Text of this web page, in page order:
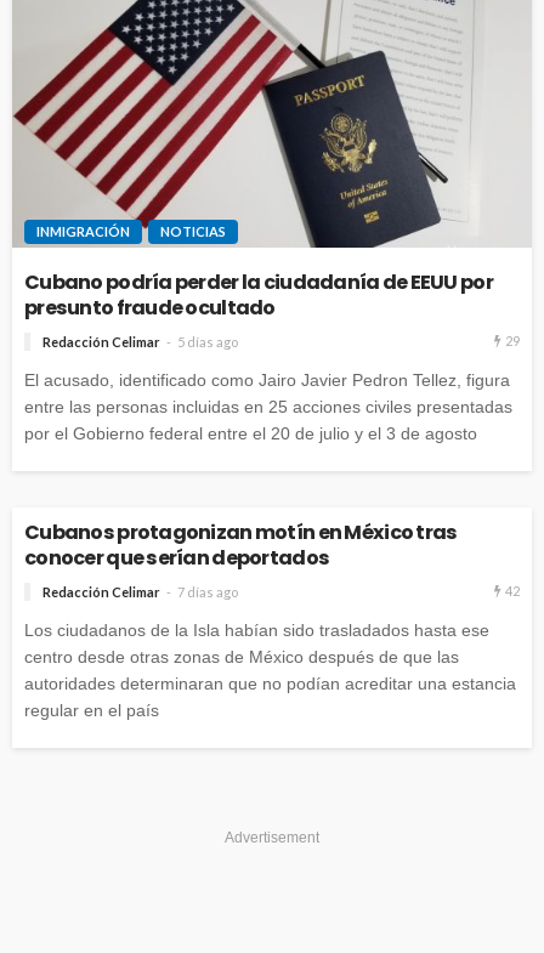
INMIGRACIÓN NOTICIAS
Cubano podría perder la ciudadanía de EEUU por
presunto fraude ocultado
Redacción Celimar 5 días ago 29
El acusado, identificado como Jairo Javier Pedron Tellez, figura
entre las personas incluidas en 25 acciones civiles presentadas
por el Gobierno federal entre el 20 de julio y el 3 de agosto
Cubanos protagonizan motín en México tras
conocer que serían deportados
Redacción Celimar 7 días ago 42
Los ciudadanos de la Isla habían sido trasladados hasta ese
centro desde otras zonas de México después de que las
autoridades determinaran que no podían acreditar una estancia
regular en el país
Advertisement